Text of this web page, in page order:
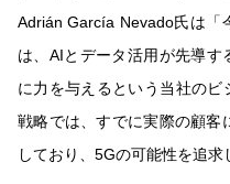
Adrián García Nevado氏は「
は、AIとデータ活用が先導
に力を与えるという当社の
戦略では、すでに実際の顧客
しており、5Gの可能性を追求